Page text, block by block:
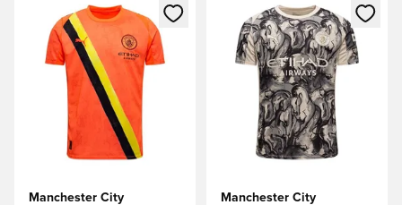
Åpner en Modal for å logge inn eller registrere deg som
Manchester City
Åpner en Modal for å logge
Manchester City